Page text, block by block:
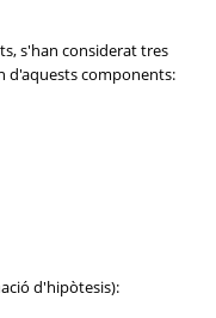
s'han considerat tres
d'aquests components:
d'hipòtesis):